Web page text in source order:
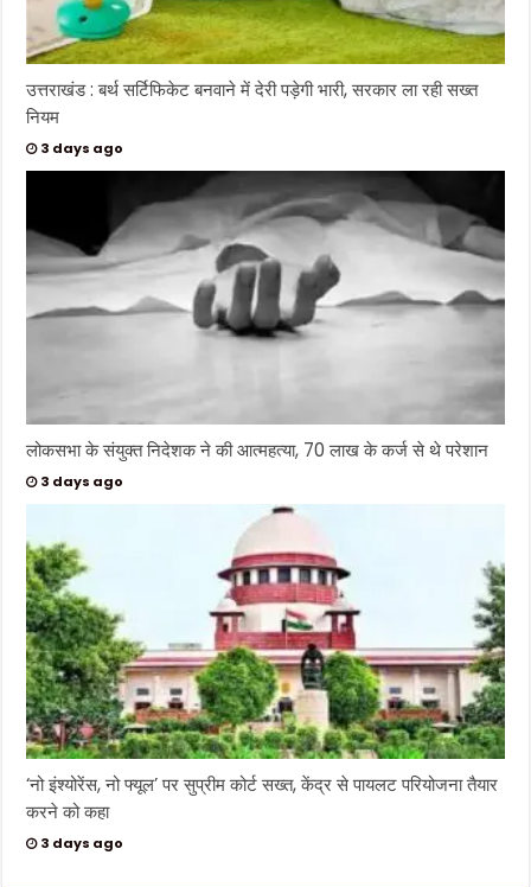
उत्तराखंड : बर्थ सर्टिफिकेट बनवाने में देरी पड़ेगी भारी, सरकार ला रही सख्त
नियम
3 days ago
लोकसभा के संयुक्त निदेशक ने की आत्महत्या, 70 लाख के कर्ज से थे परेशान
3 days ago
‘नो इंश्योरेंस, नो फ्यूल’ पर सुप्रीम कोर्ट सख्त, केंद्र से पायलट परियोजना तैयार
करने को कहा
3 days ago